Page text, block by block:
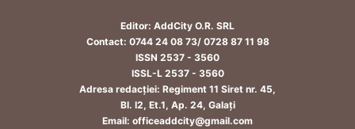
Editor: AddCity O.R. SRL
Contact: 0744 24 08 73/ 0728 87 11 98
ISSN 2537 - 3560
ISSL-L 2537 - 3560
Adresa redacției: Regiment 11 Siret nr. 45,
Bl. I2, Et.1, Ap. 24, Galați
Email: officeaddcity@gmail.com